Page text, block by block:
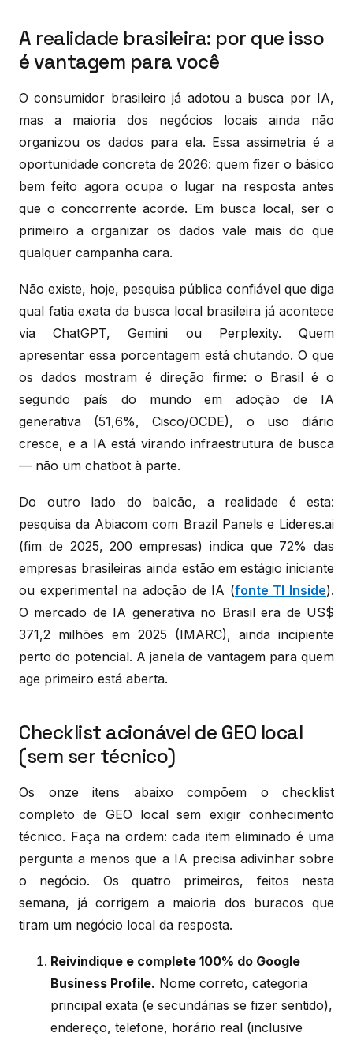
A realidade brasileira: por que isso
é vantagem para você
O consumidor brasileiro já adotou a busca por IA,
mas a maioria dos negócios locais ainda não
organizou os dados para ela. Essa assimetria é a
oportunidade concreta de 2026: quem fizer o básico
bem feito agora ocupa o lugar na resposta antes
que o concorrente acorde. Em busca local, ser o
primeiro a organizar os dados vale mais do que
qualquer campanha cara.
Não existe, hoje, pesquisa pública confiável que diga
qual fatia exata da busca local brasileira já acontece
via ChatGPT, Gemini ou Perplexity. Quem
apresentar essa porcentagem está chutando. O que
os dados mostram é direção firme: o Brasil é o
segundo país do mundo em adoção de IA
generativa (51,6%, Cisco/OCDE), o uso diário
cresce, e a IA está virando infraestrutura de busca
— não um chatbot à parte.
Do outro lado do balcão, a realidade é esta:
pesquisa da Abiacom com Brazil Panels e Lideres.ai
(fim de 2025, 200 empresas) indica que 72% das
empresas brasileiras ainda estão em estágio iniciante
ou experimental na adoção de IA (fonte TI Inside).
O mercado de IA generativa no Brasil era de US$
371,2 milhões em 2025 (IMARC), ainda incipiente
perto do potencial. A janela de vantagem para quem
age primeiro está aberta.
Checklist acionável de GEO local
(sem ser técnico)
Os onze itens abaixo compõem o checklist
completo de GEO local sem exigir conhecimento
técnico. Faça na ordem: cada item eliminado é uma
pergunta a menos que a IA precisa adivinhar sobre
o negócio. Os quatro primeiros, feitos nesta
semana, já corrigem a maioria dos buracos que
tiram um negócio local da resposta.
Reivindique e complete 100% do Google
Business Profile. Nome correto, categoria
principal exata (e secundárias se fizer sentido),
endereço, telefone, horário real (inclusive